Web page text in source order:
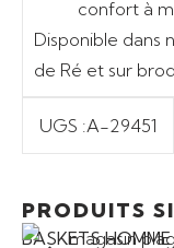
confort à
Disponible dans
de Ré et sur
UGS :A-29451
PRODUITS
Ajouter au
BASKETS HOMME